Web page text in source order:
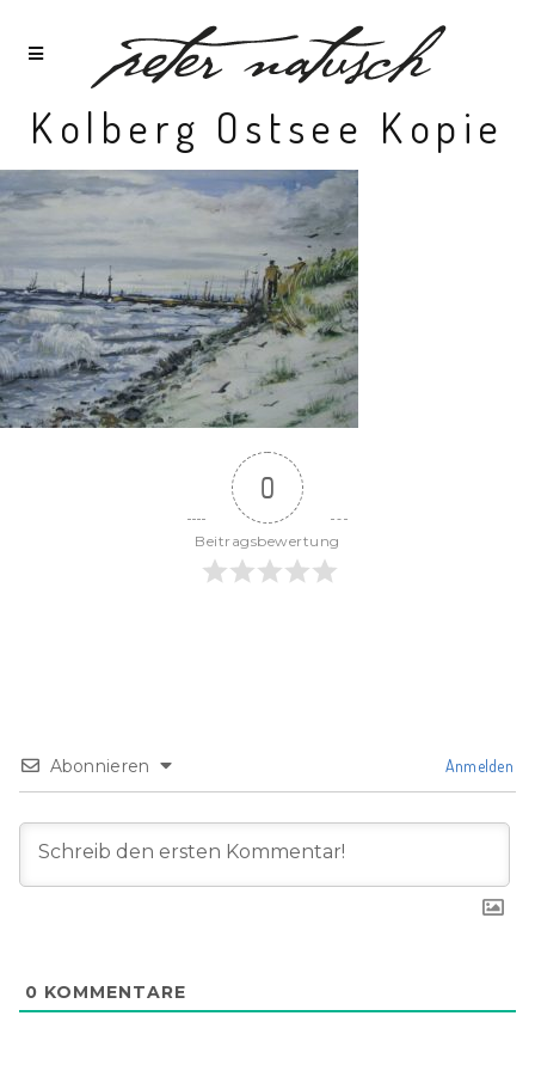
Kolberg Ostsee Kopie
0
Beitragsbewertung
Abonnieren Anmelden
0 KOMMENTARE